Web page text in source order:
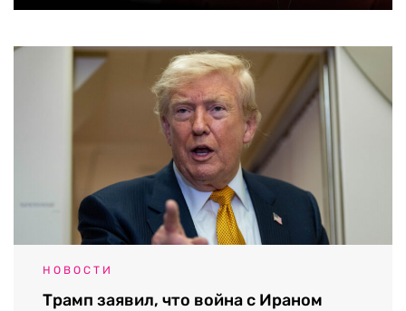
НОВОСТИ
Трамп заявил, что война с Ираном